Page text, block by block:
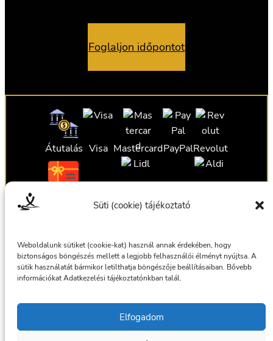
Süti (cookie) tájékoztató
Weboldalunk sütiket (cookie-kat) használ annak érdekében, hogy
biztonságos böngészés mellett a legjobb felhasználói élményt nyújtsa. A
sütik használatát bármikor letilthatja böngészője beállításaiban. Bővebb
információkat Adatkezelési tájékoztatónkban talál.
Elfogadom
Foglaljon időpontot
Átutalás Visa MastercardPayPalRevolut
Ajándékutalvány
Ajándékutalvány
Általános szerződési feltételek
Adatkezelési tájékoztató